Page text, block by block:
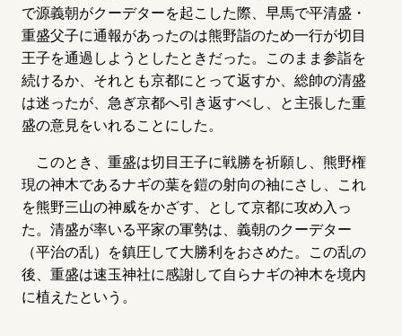
で源義朝がクーデターを起こした際、早馬で平清盛・
重盛父子に通報があったのは熊野詣のため一行が切目
王子を通過しようとしたときだった。このまま参詣を
続けるか、それとも京都にとって返すか、総帥の清盛
は迷ったが、急ぎ京都へ引き返すべし、と主張した重
盛の意見をいれることにした。
このとき、重盛は切目王子に戦勝を祈願し、熊野権
現の神木であるナギの葉を鎧の射向の袖にさし、これ
を熊野三山の神威をかざす、として京都に攻め入っ
た。清盛が率いる平家の軍勢は、義朝のクーデター
（平治の乱）を鎮圧して大勝利をおさめた。この乱の
後、重盛は速玉神社に感謝して自らナギの神木を境内
に植えたという。